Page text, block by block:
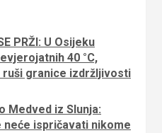
PRŽI: U Osijeku
40 °C,
ruši granice izdržljivosti
Medved iz Slunja:
neće ispričavati nikome